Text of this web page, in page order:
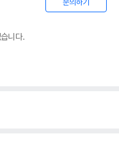
문의하기
니다.